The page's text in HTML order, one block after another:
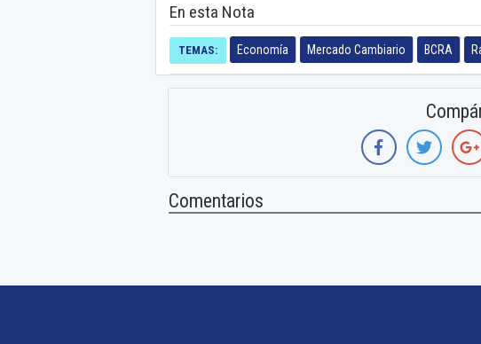
En esta Nota
TEMAS: Economía Mercado Cambiario BCRA
Comentarios